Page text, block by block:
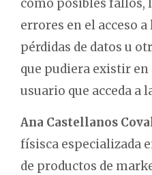
como posibles fallos,
errores en el acceso
pérdidas de datos u
que pudiera existir en
usuario que acceda a
Ana Castellanos
físisca especializada
de productos de